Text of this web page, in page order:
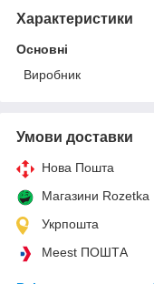
Характеристики
Основні
Виробник
Умови доставки
Нова Пошта
Магазини Rozetka
Укрпошта
Meest ПОШТА